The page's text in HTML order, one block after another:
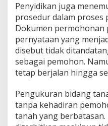
Penyidikan juga
prosedur dalam proses
Dokumen permohonan
pernyataan yang
disebut tidak
sebagai pemohon.
tetap berjalan hingga
Pengukuran bidang
tanpa kehadiran
tanah yang